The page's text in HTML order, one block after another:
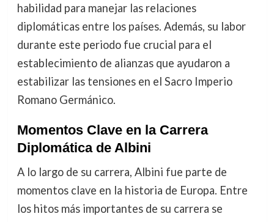
habilidad para manejar las relaciones
diplomáticas entre los países. Además, su labor
durante este periodo fue crucial para el
establecimiento de alianzas que ayudaron a
estabilizar las tensiones en el Sacro Imperio
Romano Germánico.
Momentos Clave en la Carrera
Diplomática de Albini
A lo largo de su carrera, Albini fue parte de
momentos clave en la historia de Europa. Entre
los hitos más importantes de su carrera se